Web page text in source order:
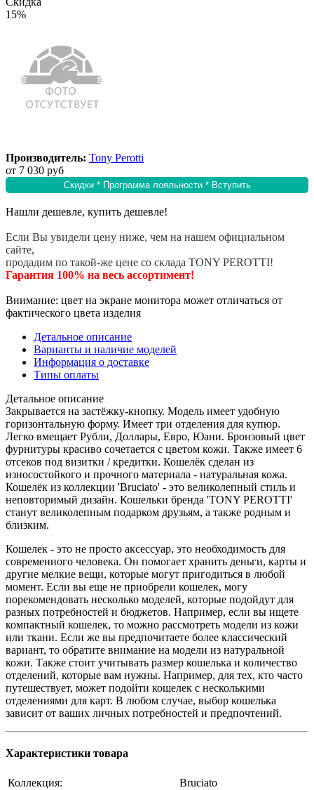
15%
Производитель: Tony Perotti
от 7 030 руб
Скидки * Программа лояльности * Вступить
Нашли дешевле, купить дешевле!
Если Вы увидели цену ниже, чем на нашем официальном
сайте,
продадим по такой-же цене со склада TONY PEROTTI!
Гарантия 100% на весь ассортимент!
Внимание: цвет на экране монитора может отличаться от
фактического цвета изделия
Детальное описание
Варианты и наличие моделей
Информация о доставке
Типы оплаты
Детальное описание
Закрывается на застёжку-кнопку. Модель имеет удобную
горизонтальную форму. Имеет три отделения для купюр.
Легко вмещает Рубли, Доллары, Евро, Юани. Бронзовый цвет
фурнитуры красиво сочетается с цветом кожи. Также имеет 6
отсеков под визитки / кредитки. Кошелёк сделан из
износостойкого и прочного материала - натуральная кожа.
Кошелёк из коллекции 'Bruciato' - это великолепный стиль и
неповторимый дизайн. Кошельки бренда 'TONY PEROTTI'
станут великолепным подарком друзьям, а также родным и
близким.
Кошелек - это не просто аксессуар, это необходимость для
современного человека. Он помогает хранить деньги, карты и
другие мелкие вещи, которые могут пригодиться в любой
момент. Если вы еще не приобрели кошелек, могу
порекомендовать несколько моделей, которые подойдут для
разных потребностей и бюджетов. Например, если вы ищете
компактный кошелек, то можно рассмотреть модели из кожи
или ткани. Если же вы предпочитаете более классический
вариант, то обратите внимание на модели из натуральной
кожи. Также стоит учитывать размер кошелька и количество
отделений, которые вам нужны. Например, для тех, кто часто
путешествует, может подойти кошелек с несколькими
отделениями для карт. В любом случае, выбор кошелька
зависит от ваших личных потребностей и предпочтений.
Характеристики товара
Коллекция:
Bruciato